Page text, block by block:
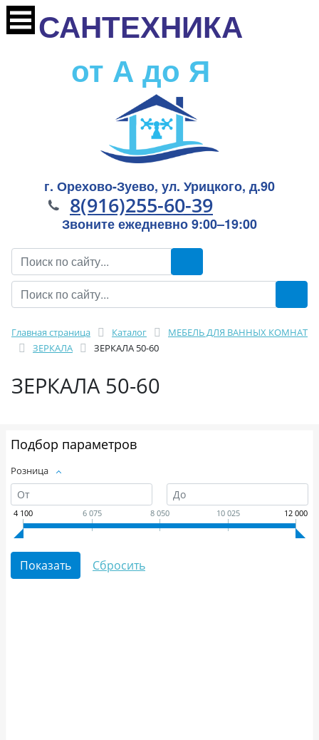
САНТЕХНИКА
от А до Я
г. Орехово-Зуево, ул. Урицкого, д.90
8(916)255-60-39
Звоните ежедневно 9:00–19:00
Главная страница Каталог
МЕБЕЛЬ ДЛЯ ВАННЫХ КОМНАТ
ЗЕРКАЛА
ЗЕРКАЛА 50-60
ЗЕРКАЛА 50-60
Подбор параметров
Розница
4 100 6 075 8 050 10 025 12 000